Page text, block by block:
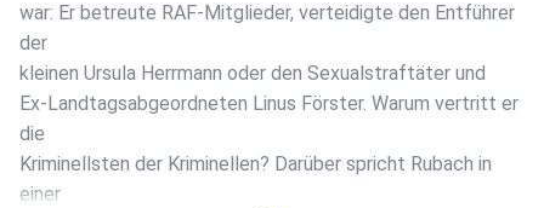
war: Er betreute RAF-Mitglieder, verteidigte den Entführer
der
kleinen Ursula Herrmann oder den Sexualstraftäter und
Ex-Landtagsabgeordneten Linus Förster. Warum vertritt er
die
Kriminellsten der Kriminellen? Darüber spricht Rubach in
einer